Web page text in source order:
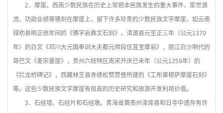
2 ．摩崖。西南少数民族在历史上常把本民族发生的重大事件、家世源
流、功勋业绩等镌刻在摩崖上，留下许多珍贵的少数民族文字摩崖，如云南
禄劝县明正统年间的《镌字岩彝文石刻》，洱源县元至正三年（公元1370
年）的白文《邓川大元国奉训大夫都元帅段信苴宝摩岩》，丽江白沙明代的
哥巴文《麦宗墨崖》，贵州六枝特区南宋开庆已未年（公元1259年）的
《拦龙桥碑记》，西藏林芝县赤德松赞赞普所建的《工布第穆萨摩崖石刻》
等。这些少数民族文字摩崖有极高的历史研究和旅游开发利用价值。
3 ．石经墙、石经片和石经墩。青海省黄南州泽库县和日寺中遗存有许